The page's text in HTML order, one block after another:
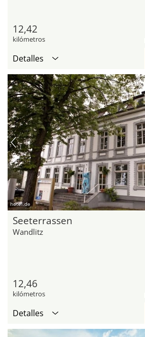
12,42
kilómetros
Detalles
hotel.de
Seeterrassen
Wandlitz
12,46
kilómetros
Detalles